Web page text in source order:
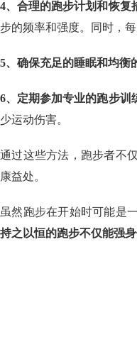
4、合理的跑步计划和恢复
步的频率和强度。同时，
5、确保充足的睡眠和均衡
6、定期参加专业的跑步训
少运动伤害。
通过这些方法，跑步者不
康益处。
虽然跑步在开始时可能是
持之以恒的跑步不仅能强